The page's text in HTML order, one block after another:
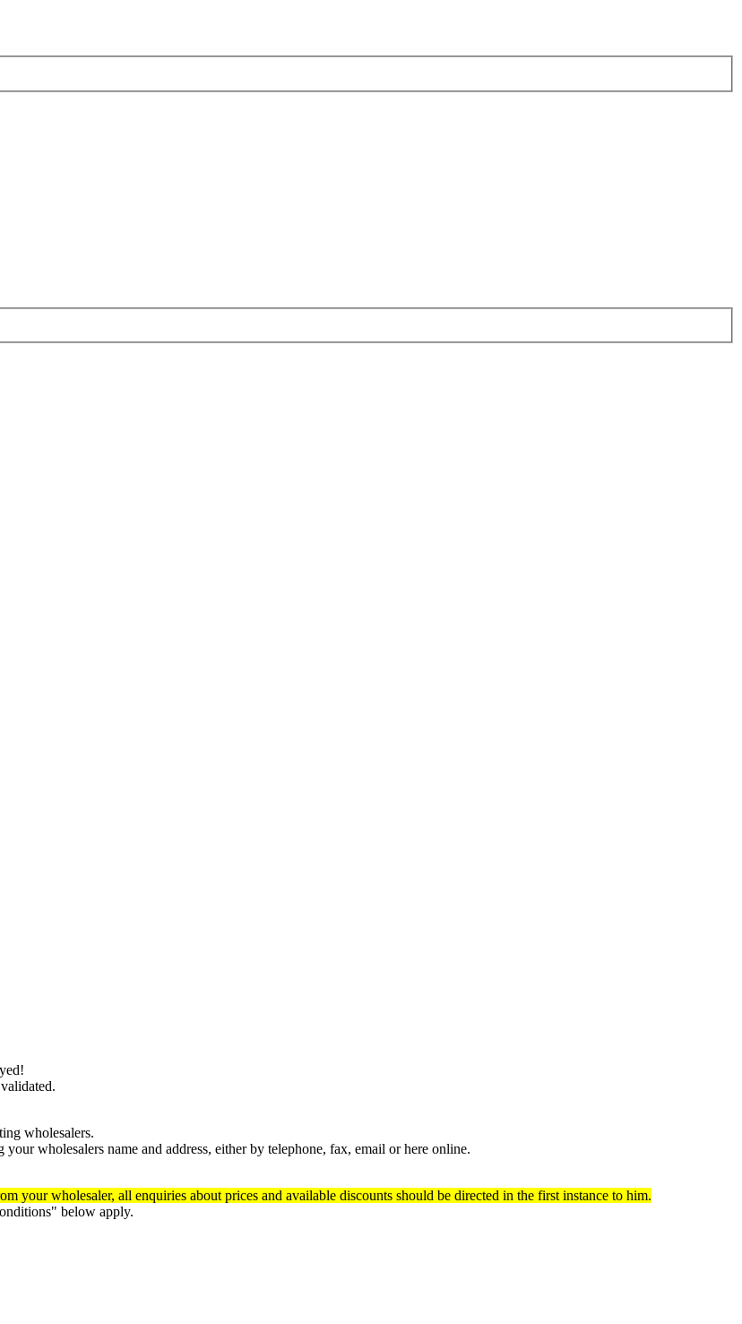
wholesalers.
wholesalers name and address, either by telephone, fax, email or here online.
wholesaler, all enquiries about prices and available discounts should be directed in the first instance to him.
below apply.